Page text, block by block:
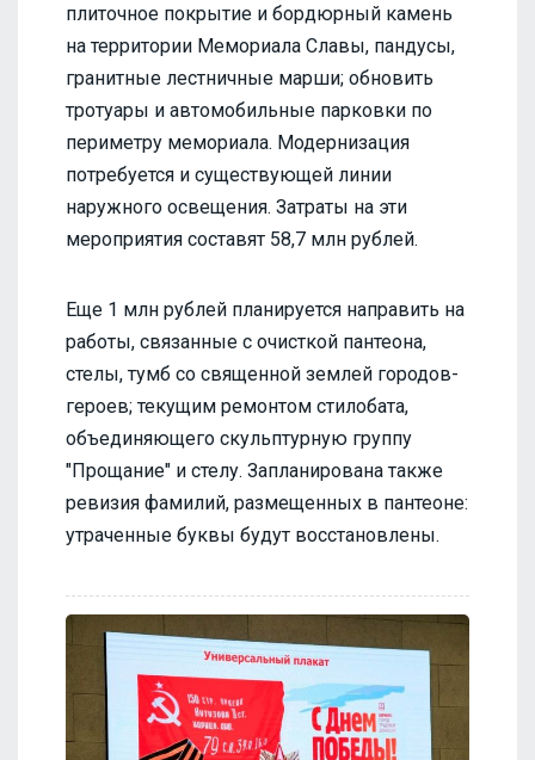
плиточное покрытие и бордюрный камень
на территории Мемориала Славы, пандусы,
гранитные лестничные марши; обновить
тротуары и автомобильные парковки по
периметру мемориала. Модернизация
потребуется и существующей линии
наружного освещения. Затраты на эти
мероприятия составят 58,7 млн рублей.
Еще 1 млн рублей планируется направить на
работы, связанные с очисткой пантеона,
стелы, тумб со священной землей городов-
героев; текущим ремонтом стилобата,
объединяющего скульптурную группу
"Прощание" и стелу. Запланирована также
ревизия фамилий, размещенных в пантеоне:
утраченные буквы будут восстановлены.